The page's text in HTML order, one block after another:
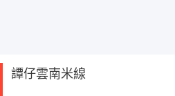
譚仔雲南米線